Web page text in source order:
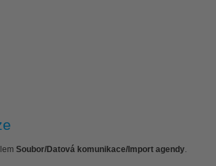
Soubor/Datová komunikace/Import agendy.